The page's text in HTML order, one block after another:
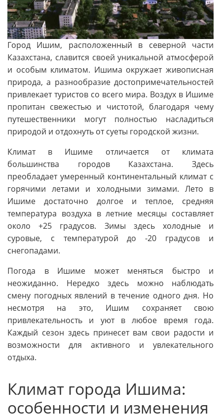
Город Ишим, расположенный в северной части
Казахстана, славится своей уникальной атмосферой
и особым климатом. Ишима окружает живописная
природа, а разнообразие достопримечательностей
привлекает туристов со всего мира. Воздух в Ишиме
пропитан свежестью и чистотой, благодаря чему
путешественники могут полностью насладиться
природой и отдохнуть от суеты городской жизни.
Климат в Ишиме отличается от климата
большинства городов Казахстана. Здесь
преобладает умеренный континентальный климат с
горячими летами и холодными зимами. Лето в
Ишиме достаточно долгое и теплое, средняя
температура воздуха в летние месяцы составляет
около +25 градусов. Зимы здесь холодные и
суровые, с температурой до -20 градусов и
снегопадами.
Погода в Ишиме может меняться быстро и
неожиданно. Нередко здесь можно наблюдать
смену погодных явлений в течение одного дня. Но
несмотря на это, Ишим сохраняет свою
привлекательность и уют в любое время года.
Каждый сезон здесь принесет вам свои радости и
возможности для активного и увлекательного
отдыха.
Климат города Ишима:
особенности и изменения